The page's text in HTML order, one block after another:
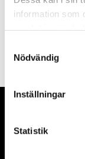
information som
Nödvändig
Inställningar
Statistik
Våra främsta